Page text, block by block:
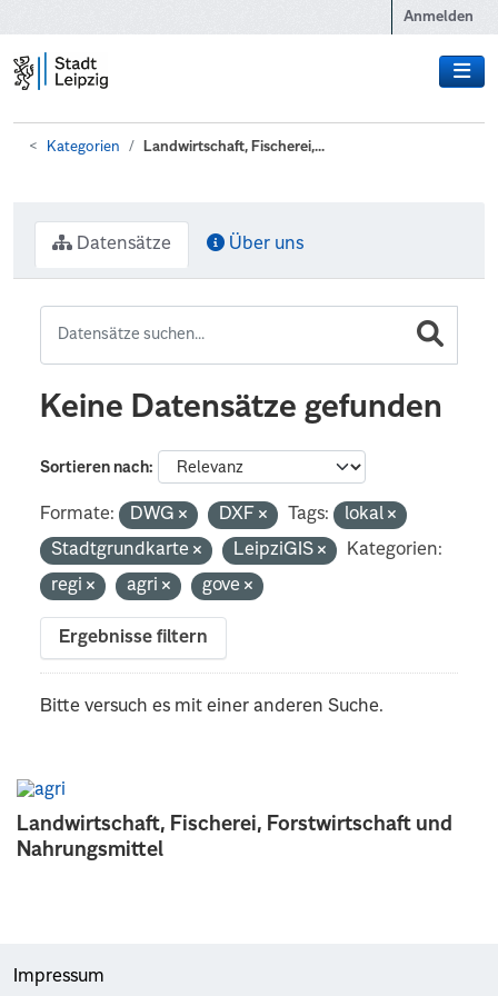
Anmelden
Kategorien Landwirtschaft, Fischerei,...
Landwirtschaft, Fischerei, Forstwirtschaft und
Nahrungsmittel
Datensätze Über uns
Keine Datensätze gefunden
Sortieren nach
Formate: DWG DXF Tags:
lokal
Stadtgrundkarte
LeipziGIS
Kategorien:
regi
agri gove
Ergebnisse filtern
Bitte versuch es mit einer anderen Suche.
Impressum